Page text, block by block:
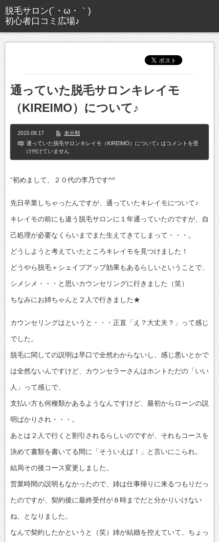
通っていた脱毛サロンキレイモ
（KIREIMO）について♪
2015.08.17
未分類
通っていた脱毛サロンキレイモ（KIREIMO）について♪ は コメントを受
け付けていません
“初めまして、２０代の李乃です^^
先日卒業しちゃったんですが、通っていたキレイモについて♪
キレイモの前にも違う脱毛サロンに１年通っていたのですが、自
己処理が必要なくらいまでまた生えてきてしまって・・・。
どうしようと考えていたところキレイモを見つけました！
どうやら脱毛＋シェイプアップ効果もあるらしいということで、
シメシメ・・・と思いカウンセリングに行きました（笑）
ちなみにお姉ちゃんと２人で行きました★
カウンセリングはというと・・・正直「え？大丈夫？」って感じ
でした。
脱毛に関しての説明は早口で全然わからないし、感じ悪いとかで
は全然ないんですけど、カウンセラーさんはホントただの「いい
人」って感じで、
支払い方も何種類かあるようなんですけど、最初からローンの説
明ばかりされ・・・。
あとは２人で行くと割引されるらしいのですが、それもコースを
決めて書類を書いてる間に「そういえば！」と言いにこられ。
結局その後コース変更しました。
営業時間の説明もなかったので、姉は仕事帰りに来るつもりだっ
たのですが、契約後に最終受付が８時までだと分かりいけない
ね、となりました。
なんで契約したかというと（笑）姉が結婚を控えていて、ちょっ